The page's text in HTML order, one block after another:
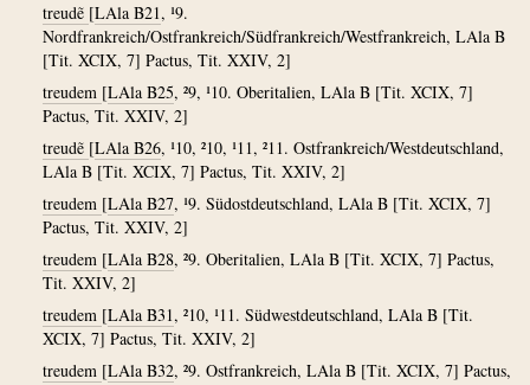
treudẽ [LAla B21, ¹9.
Nordfrankreich/Ostfrankreich/Südfrankreich/Westfrankreich, LAla B
[Tit. XCIX, 7] Pactus, Tit. XXIV, 2]
treudem [LAla B25, ²9, ¹10. Oberitalien, LAla B [Tit. XCIX, 7]
Pactus, Tit. XXIV, 2]
treudẽ [LAla B26, ¹10, ²10, ¹11, ²11. Ostfrankreich/Westdeutschland,
LAla B [Tit. XCIX, 7] Pactus, Tit. XXIV, 2]
treudem [LAla B27, ¹9. Südostdeutschland, LAla B [Tit. XCIX, 7]
Pactus, Tit. XXIV, 2]
treudem [LAla B28, ²9. Oberitalien, LAla B [Tit. XCIX, 7] Pactus,
Tit. XXIV, 2]
treudem [LAla B31, ²10, ¹11. Südwestdeutschland, LAla B [Tit.
XCIX, 7] Pactus, Tit. XXIV, 2]
treudem [LAla B32, ²9. Ostfrankreich, LAla B [Tit. XCIX, 7] Pactus,